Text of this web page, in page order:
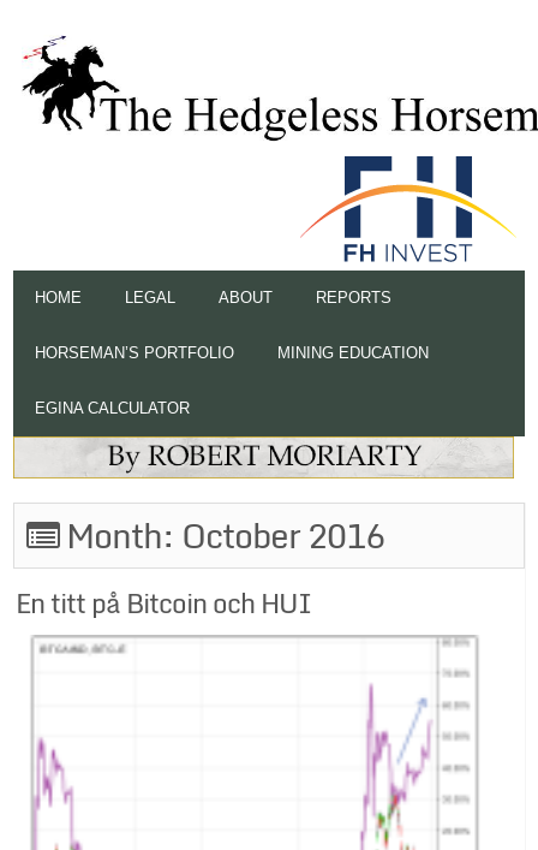
HOME LEGAL ABOUT REPORTS
HORSEMAN’S PORTFOLIO MINING EDUCATION
EGINA CALCULATOR
Month: October 2016
En titt på Bitcoin och HUI